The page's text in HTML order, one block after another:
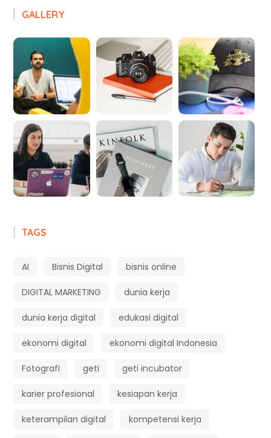
GALLERY
TAGS
AI Bisnis Digital bisnis online
DIGITAL MARKETING dunia kerja
dunia kerja digital edukasi digital
ekonomi digital ekonomi digital Indonesia
Fotografi geti geti incubator
karier profesional kesiapan kerja
keterampilan digital kompetensi kerja